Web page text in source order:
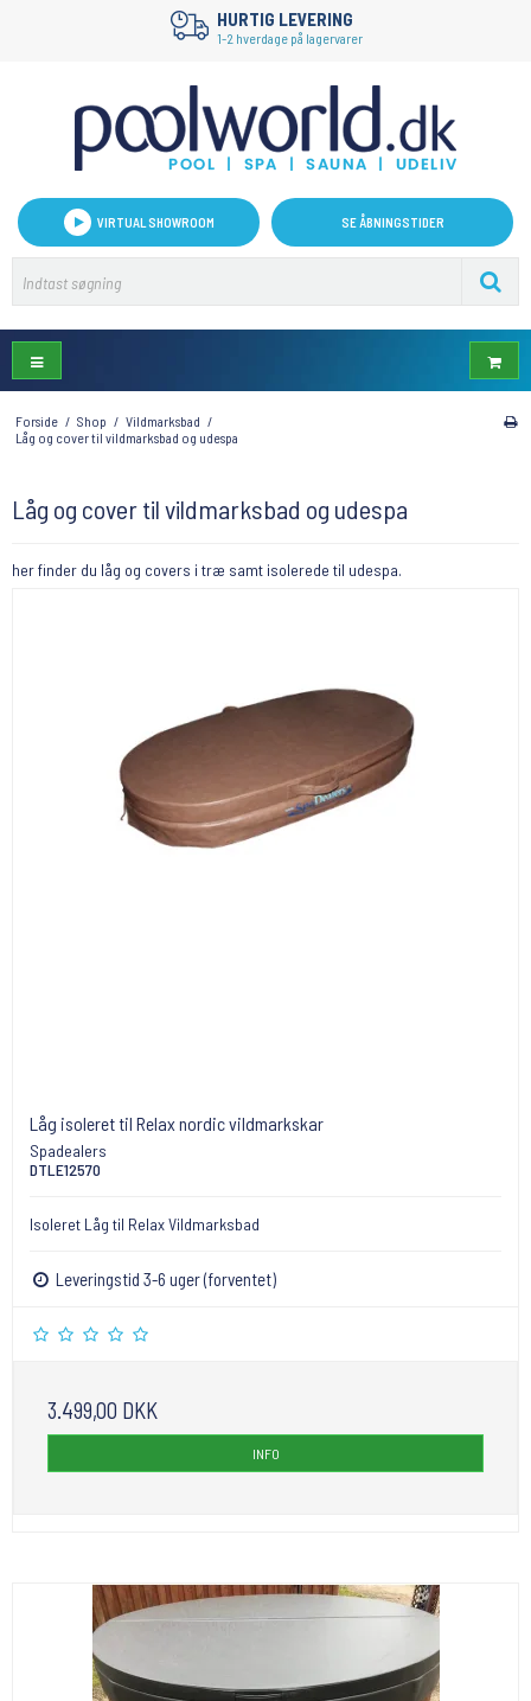
HURTIG LEVERING
1-2 hverdage på lagervarer
VIRTUAL SHOWROOM SE ÅBNINGSTIDER
Forside / Shop / Vildmarksbad /
Låg og cover til vildmarksbad og udespa
Låg og cover til vildmarksbad og udespa
her finder du låg og covers i træ samt isolerede til udespa.
Låg isoleret til Relax nordic vildmarkskar
Spadealers
DTLE12570
Isoleret Låg til Relax Vildmarksbad
Leveringstid 3-6 uger (forventet)
3.499,00 DKK
INFO